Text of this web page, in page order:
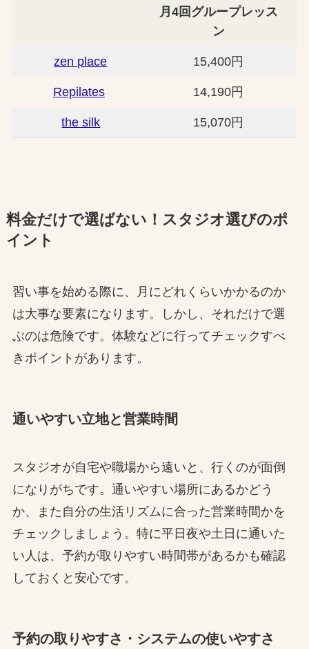
月4回グループレッス
ン
zen place 15,400円
Repilates 14,190円
the silk 15,070円
料金だけで選ばない！スタジオ選びのポ
イント
習い事を始める際に、月にどれくらいかかるのか
は大事な要素になります。しかし、それだけで選
ぶのは危険です。体験などに行ってチェックすべ
きポイントがあります。
通いやすい立地と営業時間
スタジオが自宅や職場から遠いと、行くのが面倒
になりがちです。通いやすい場所にあるかどう
か、また自分の生活リズムに合った営業時間かを
チェックしましょう。特に平日夜や土日に通いた
い人は、予約が取りやすい時間帯があるかも確認
しておくと安心です。
予約の取りやすさ・システムの使いやすさ